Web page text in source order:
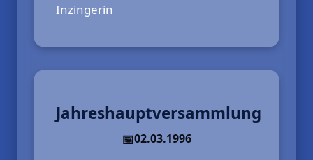
Inzingerin
Jahreshauptversammlung
02.03.1996